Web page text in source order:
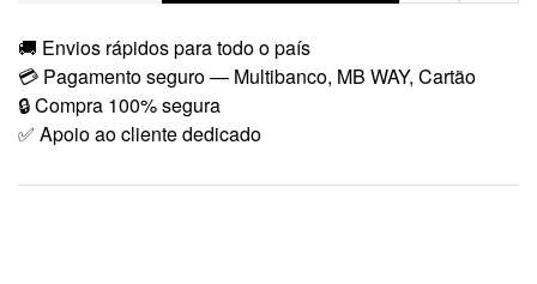
🚚 Envios rápidos para todo o país
💳 Pagamento seguro — Multibanco, MB WAY, Cartão
🔒 Compra 100% segura
✅ Apoio ao cliente dedicado